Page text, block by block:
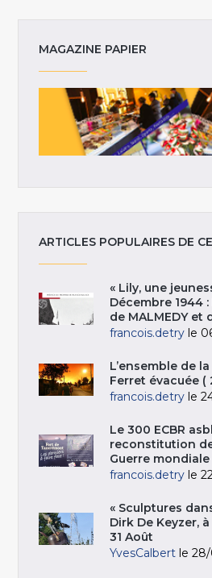
MAGAZINE PAPIER
ARTICLES POPULAIRES DE
« Lily, une
Décembre 1944
de MALMEDY et
francois.detry le
L’ensemble de
Ferret évacuée (
francois.detry le
Le 300 ECBR
reconstitution
Guerre
francois.detry le
« Sculptures
Dirk De Keyzer,
31 Août
YvesCalbert le